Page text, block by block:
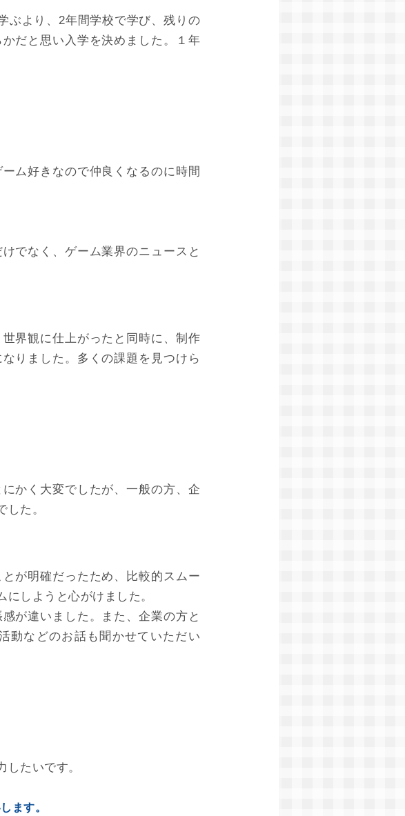
ぶより、2年間学校で学び、残りの
だと思い入学を決めました。１年
ム好きなので仲良くなるのに時間
でなく、ゲーム業界のニュースと
界観に仕上がったと同時に、制作
りました。多くの課題を見つけら
かく大変でしたが、一般の方、企
た。
が明確だったため、比較的スムー
しようと心がけました。
が違いました。また、企業の方と
動などのお話も聞かせていただい
たいです。
ます。